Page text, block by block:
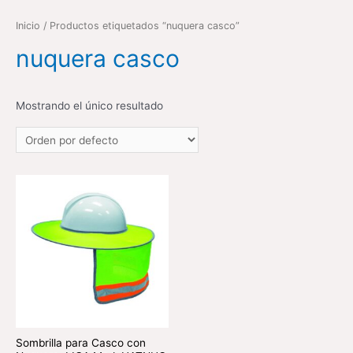
Inicio / Productos etiquetados “nuquera casco”
nuquera casco
Mostrando el único resultado
Sombrilla para Casco con